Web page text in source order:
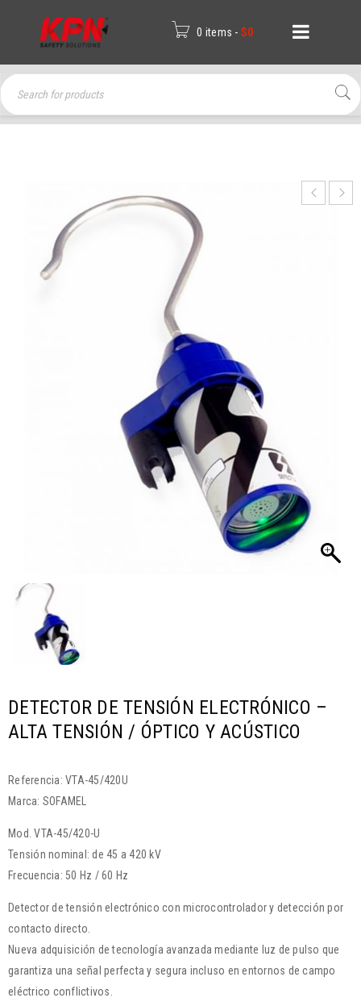
0 items - $0
DETECTOR DE TENSIÓN ELECTRÓNICO –
ALTA TENSIÓN / ÓPTICO Y ACÚSTICO
Referencia: VTA-45/420U
Marca: SOFAMEL
Mod. VTA-45/420-U
Tensión nominal: de 45 a 420 kV
Frecuencia: 50 Hz / 60 Hz
Detector de tensión electrónico con microcontrolador y detección por
contacto directo.
Nueva adquisición de tecnología avanzada mediante luz de pulso que
garantiza una señal perfecta y segura incluso en entornos de campo
eléctrico conflictivos.